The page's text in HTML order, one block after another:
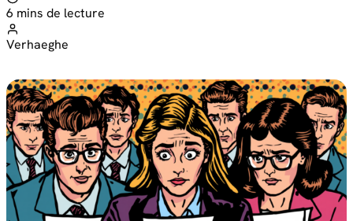
6 mins de lecture
Verhaeghe